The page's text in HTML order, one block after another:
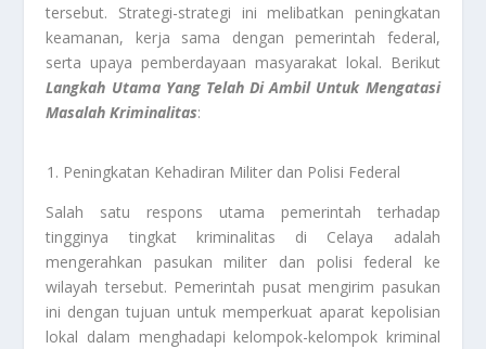
tersebut. Strategi-strategi ini melibatkan peningkatan
keamanan, kerja sama dengan pemerintah federal,
serta upaya pemberdayaan masyarakat lokal. Berikut
Langkah Utama Yang Telah DiAmbil Untuk Mengatasi
Masalah Kriminalitas:
Peningkatan Kehadiran Militer dan Polisi Federal
Salah satu respons utama pemerintah terhadap
tingginya tingkat kriminalitas di Celaya adalah
mengerahkan pasukan militer dan polisi federal ke
wilayah tersebut. Pemerintah pusat mengirim pasukan
ini dengan tujuan untuk memperkuat aparat kepolisian
lokal dalam menghadapi kelompok-kelompok kriminal